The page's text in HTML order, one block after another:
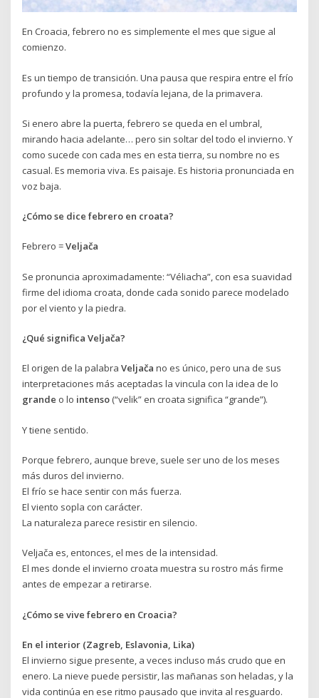
En Croacia, febrero no es simplemente el mes que sigue al
comienzo.
Es un tiempo de transición. Una pausa que respira entre el frío
profundo y la promesa, todavía lejana, de la primavera.
Si enero abre la puerta, febrero se queda en el umbral,
mirando hacia adelante… pero sin soltar del todo el invierno. Y
como sucede con cada mes en esta tierra, su nombre no es
casual. Es memoria viva. Es paisaje. Es historia pronunciada en
voz baja.
¿Cómo se dice febrero en croata?
Febrero =Veljača
Se pronuncia aproximadamente: “Véliacha”, con esa suavidad
firme del idioma croata, donde cada sonido parece modelado
por el viento y la piedra.
¿Qué significa Veljača?
El origen de la palabraVeljača no es único, pero una de sus
interpretaciones más aceptadas la vincula con la idea de lo
grande o lo intenso (“velik” en croata significa “grande”).
Y tiene sentido.
Porque febrero, aunque breve, suele ser uno de los meses
más duros del invierno.
El frío se hace sentir con más fuerza.
El viento sopla con carácter.
La naturaleza parece resistir en silencio.
Veljača es, entonces, el mes de la intensidad.
El mes donde el invierno croata muestra su rostro más firme
antes de empezar a retirarse.
¿Cómo se vive febrero en Croacia?
En el interior (Zagreb, Eslavonia, Lika)
El invierno sigue presente, a veces incluso más crudo que en
enero. La nieve puede persistir, las mañanas son heladas, y la
vida continúa en ese ritmo pausado que invita al resguardo.